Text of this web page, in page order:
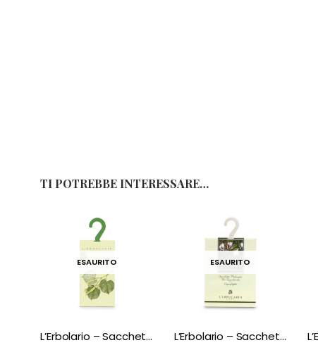
TI POTREBBE INTERESSARE…
ESAURITO
L’Erbolario – Sacchetto profumato per Guardaroba Ombra di Tiglio
ESAURITO
L’Erbolario – Sacchetto Profumato per Guardaroba Caprifoglio